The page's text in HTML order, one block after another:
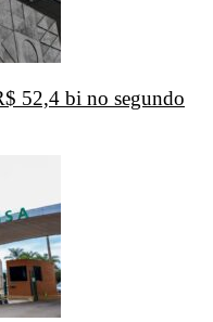
52,4 bi no segundo